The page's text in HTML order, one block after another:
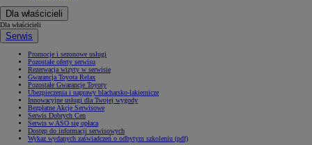
Dla właścicieli
Dla właścicieli
Serwis
Promocje i sezonowe usługi
Pozostałe oferty serwisu
Rezerwacja wizyty w serwisie
Gwarancja Toyota Relax
Pozostałe Gwarancje Toyoty
Ubezpieczenia i naprawy blacharsko-lakiernicze
Innowacyjne usługi dla Twojej wygody
Bezpłatne Akcje Serwisowe
Serwis Dobrych Cen
Serwis w ASO się opłaca
Dostęp do informacji serwisowych
Wykaz wydanych zaświadczeń o odbytym szkoleniu (pdf)